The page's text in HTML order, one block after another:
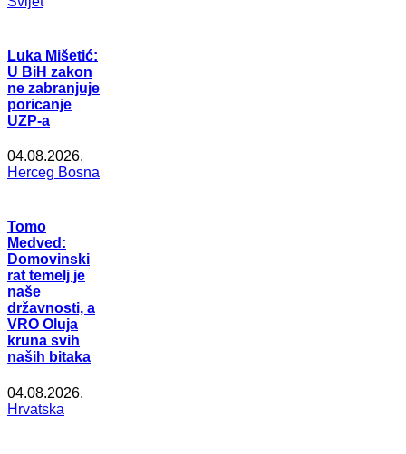
Luka Mišetić:
U BiH zakon
ne zabranjuje
poricanje
UZP-a
04.08.2026.
Herceg Bosna
Tomo
Medved:
Domovinski
rat temelj je
naše
državnosti, a
VRO Oluja
kruna svih
naših bitaka
04.08.2026.
Hrvatska